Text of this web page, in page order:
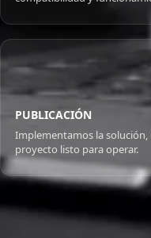
PUBLICACIÓN
Implementamos la solución,
proyecto listo para operar.